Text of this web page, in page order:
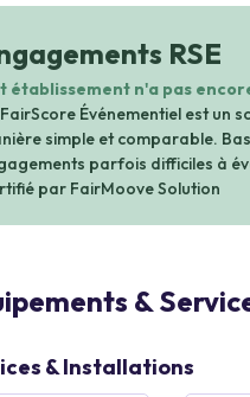
RSE
établissement n'a pas
Événementiel est un
simple et comparable.
parfois difficiles à
par FairMoove Solution
&
& Installations